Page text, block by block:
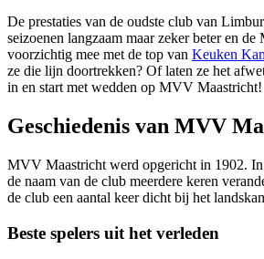
De prestaties van de oudste club van
seizoenen langzaam maar zeker beter en de
voorzichtig mee met de top van Keuken
ze die lijn doortrekken? Of laten ze het
in en start met wedden op MVV Maastricht!
Geschiedenis van MVV
MVV Maastricht werd opgericht in 1902.
de naam van de club meerdere keren
de club een aantal keer dicht bij het
Beste spelers uit het verleden